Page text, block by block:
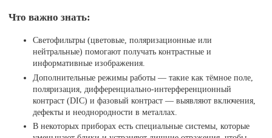
Что важно знать:
Светофильтры (цветовые, поляризационные или
нейтральные) помогают получать контрастные и
информативные изображения.
Дополнительные режимы работы — такие как тёмное поле,
поляризация, дифференциально-интерференционный
контраст (DIC) и фазовый контраст — выявляют включения,
дефекты и неоднородности в металлах.
В некоторых приборах есть специальные системы, которые